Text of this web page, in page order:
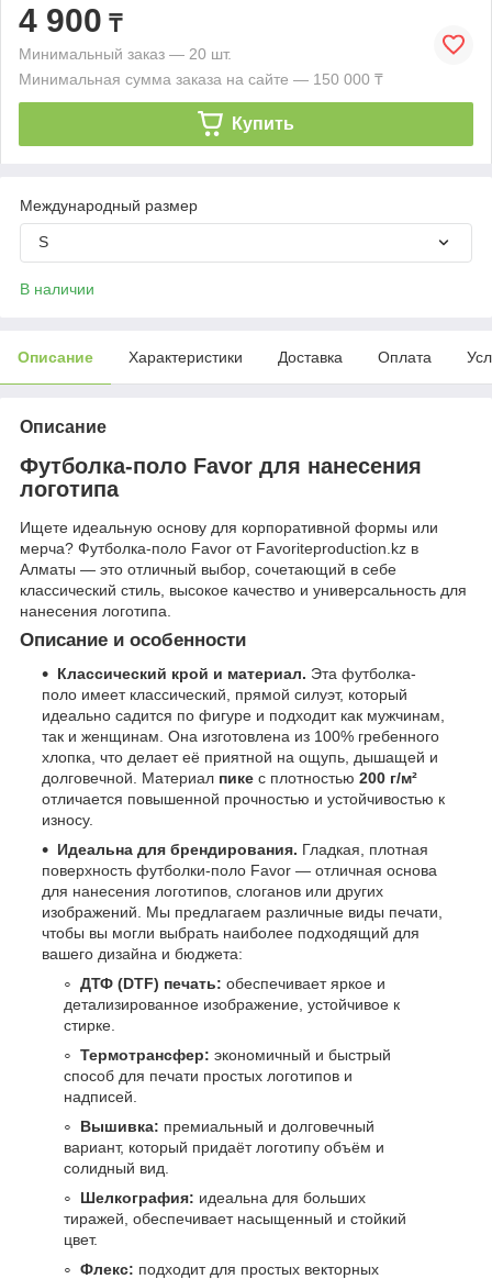
4 900 ₸
Минимальный заказ — 20 шт.
Минимальная сумма заказа на сайте — 150 000 ₸
Купить
Международный размер
S
В наличии
Описание Характеристики Доставка Оплата
Описание
Футболка-поло Favor для нанесения
логотипа
Ищете идеальную основу для корпоративной формы или
мерча? Футболка-поло Favor от Favoriteproduction.kz в
Алматы — это отличный выбор, сочетающий в себе
классический стиль, высокое качество и универсальность для
нанесения логотипа.
Описание и особенности
Классический крой и материал. Эта футболка-
поло имеет классический, прямой силуэт, который
идеально садится по фигуре и подходит как мужчинам,
так и женщинам. Она изготовлена из 100% гребенного
хлопка, что делает её приятной на ощупь, дышащей и
долговечной. Материал пике с плотностью 200 г/м²
отличается повышенной прочностью и устойчивостью к
износу.
Идеальна для брендирования. Гладкая, плотная
поверхность футболки-поло Favor — отличная основа
для нанесения логотипов, слоганов или других
изображений. Мы предлагаем различные виды печати,
чтобы вы могли выбрать наиболее подходящий для
вашего дизайна и бюджета:
ДТФ (DTF) печать: обеспечивает яркое и
детализированное изображение, устойчивое к
стирке.
Термотрансфер: экономичный и быстрый
способ для печати простых логотипов и
надписей.
Вышивка: премиальный и долговечный
вариант, который придаёт логотипу объём и
солидный вид.
Шелкография: идеальна для больших
тиражей, обеспечивает насыщенный и стойкий
цвет.
Флекс: подходит для простых векторных